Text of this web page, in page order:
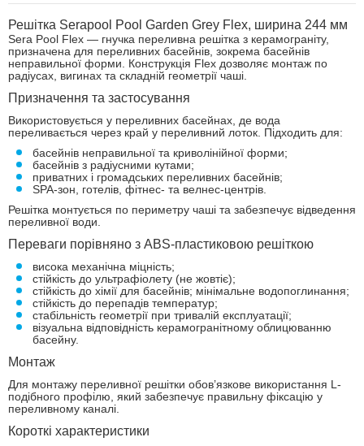
Решітка Serapool Pool Garden Grey Flex, ширина 244 мм
Sera Pool Flex — гнучка переливна решітка з керамограніту,
призначена для переливних басейнів, зокрема басейнів
неправильної форми. Конструкція Flex дозволяє монтаж по
радіусах, вигинах та складній геометрії чаші.
Призначення та застосування
Використовується у переливних басейнах, де вода
переливається через край у переливний лоток. Підходить для:
басейнів неправильної та криволінійної форми;
басейнів з радіусними кутами;
приватних і громадських переливних басейнів;
SPA-зон, готелів, фітнес- та велнес-центрів.
Решітка монтується по периметру чаші та забезпечує відведення
переливної води.
Переваги порівняно з ABS-пластиковою решіткою
висока механічна міцність;
стійкість до ультрафіолету (не жовтіє);
стійкість до хімії для басейнів; мінімальне водопоглинання;
стійкість до перепадів температур;
стабільність геометрії при тривалій експлуатації;
візуальна відповідність керамогранітному облицюванню
басейну.
Монтаж
Для монтажу переливної решітки обов’язкове використання L-
подібного профілю, який забезпечує правильну фіксацію у
переливному каналі.
Короткі характеристики